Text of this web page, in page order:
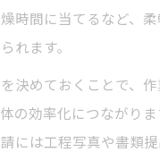
時間に当てるなど、
れます。
決めておくことで、
の効率化につながりま
には工程写真や書類